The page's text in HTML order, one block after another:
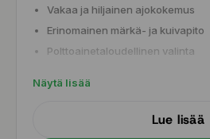
Vakaa ja hiljainen ajokokemus
Erinomainen märkä- ja kuivapito
Polttoainetaloudellinen valinta
Näytä lisää
Lue lisää